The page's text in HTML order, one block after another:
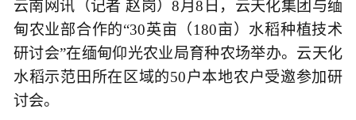
云南网讯（记者 赵岗）8月8日，云天化集团与缅
甸农业部合作的“30英亩（180亩）水稻种植技术
研讨会”在缅甸仰光农业局育种农场举办。云天化
水稻示范田所在区域的50户本地农户受邀参加研
讨会。